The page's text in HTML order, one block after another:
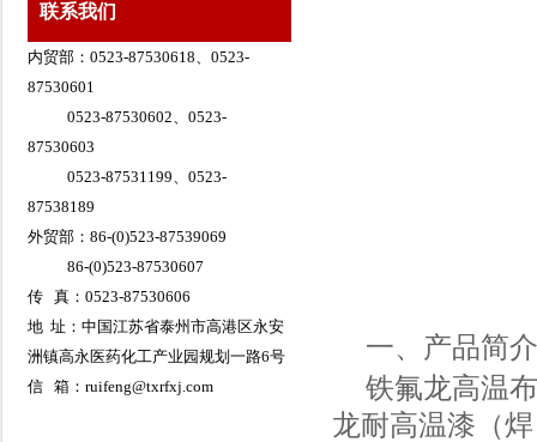
联系我们
内贸部：0523-87530618、0523-
87530601
0523-87530602、0523-
87530603
0523-87531199、0523-
87538189
外贸部：86-(0)523-87539069
86-(0)523-87530607
传 真：0523-87530606
地 址：中国江苏省泰州市高港区永安
洲镇高永医药化工产业园规划一路6号
信 箱：ruifeng@txrfxj.com
一、产品简介
铁氟龙高温
龙耐高温漆（